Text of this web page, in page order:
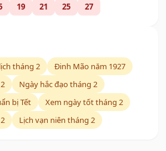
19 21 25 27
tháng 2
Đinh Mão năm 1927
Ngày hắc đạo tháng 2
bị Tết
Xem ngày tốt tháng 2
Lịch vạn niên tháng 2